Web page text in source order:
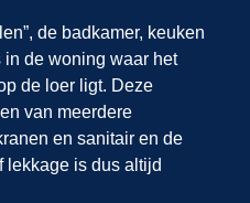
de badkamer, keuken
de woning waar het
de loer ligt. Deze
van meerdere
en sanitair en de
lekkage is dus altijd